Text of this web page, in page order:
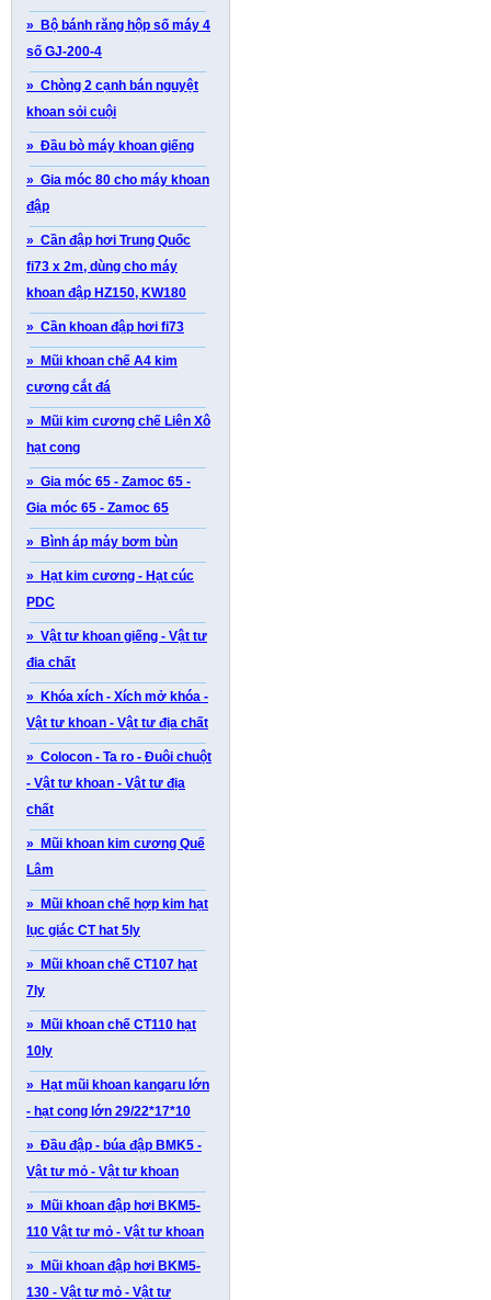
» Bộ bánh răng hộp số máy 4
số GJ-200-4
» Chòng 2 cạnh bán nguyệt
khoan sỏi cuội
» Đầu bò máy khoan giếng
» Gia móc 80 cho máy khoan
đập
» Cần đập hơi Trung Quốc
fi73 x 2m, dùng cho máy
khoan đập HZ150, KW180
» Cần khoan đập hơi fi73
» Mũi khoan chế A4 kim
cương cắt đá
» Mũi kim cương chế Liên Xô
hạt cong
» Gia móc 65 - Zamoc 65 -
Gia móc 65 - Zamoc 65
» Bình áp máy bơm bùn
» Hạt kim cương - Hạt cúc
PDC
» Vật tư khoan giếng - Vật tư
đia chất
» Khóa xích - Xích mở khóa -
Vật tư khoan - Vật tư địa chất
» Colocon - Ta ro - Đuôi chuột
- Vật tư khoan - Vật tư địa
chất
» Mũi khoan kim cương Quế
Lâm
» Mũi khoan chế hợp kim hạt
lục giác CT hat 5ly
» Mũi khoan chế CT107 hạt
7ly
» Mũi khoan chế CT110 hạt
10ly
» Hạt mũi khoan kangaru lớn
- hạt cong lớn 29/22*17*10
» Đầu đập - búa đập BMK5 -
Vật tư mỏ - Vật tư khoan
» Mũi khoan đập hơi BKM5-
110 Vật tư mỏ - Vật tư khoan
» Mũi khoan đập hơi BKM5-
130 - Vật tư mỏ - Vật tư